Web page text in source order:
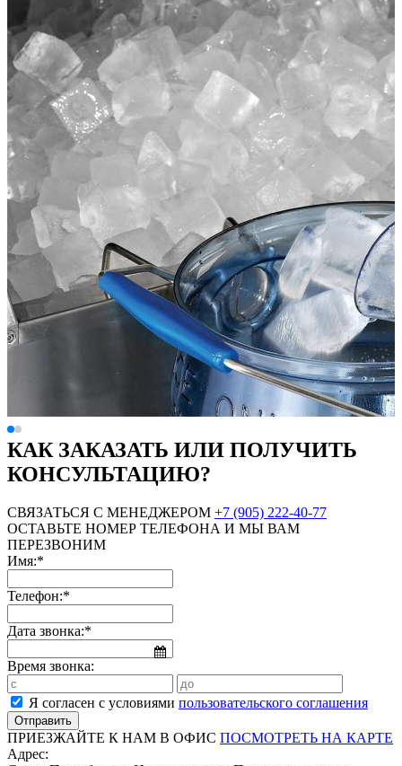
КАК ЗАКАЗАТЬ ИЛИ ПОЛУЧИТЬ
КОНСУЛЬТАЦИЮ?
СВЯЗАТЬСЯ С МЕНЕДЖЕРОМ +7 (905) 222-40-77
ОСТАВЬТЕ НОМЕР ТЕЛЕФОНА И МЫ ВАМ
ПЕРЕЗВОНИМ
Имя:*
Телефон:*
Дата звонка:*
Время звонка:
Я согласен с условиями пользовательского соглашения
ПРИЕЗЖАЙТЕ К НАМ В ОФИС ПОСМОТРЕТЬ НА КАРТЕ
Адрес: